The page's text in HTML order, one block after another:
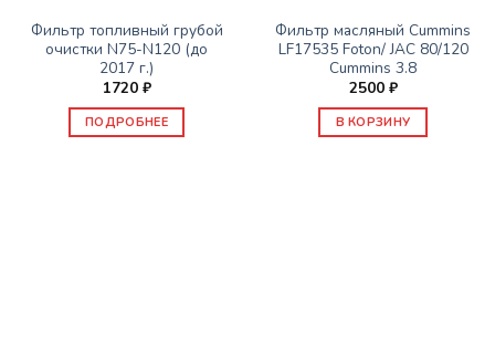
Фильтр топливный грубой
очистки N75-N120 (до
2017 г.)
1720 ₽
ПОДРОБНЕЕ
Фильтр масляный Cummins
LF17535 Foton/ JAC 80/120
Cummins 3.8
2500 ₽
В КОРЗИНУ